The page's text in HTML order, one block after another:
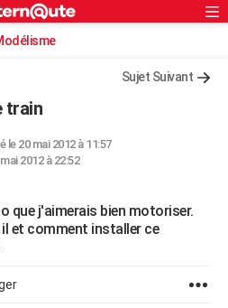
Sujet Suivant
train
le 20 mai 2012 à 11:57
2012 à 22:52
que j'aimerais bien motoriser.
et comment installer ce